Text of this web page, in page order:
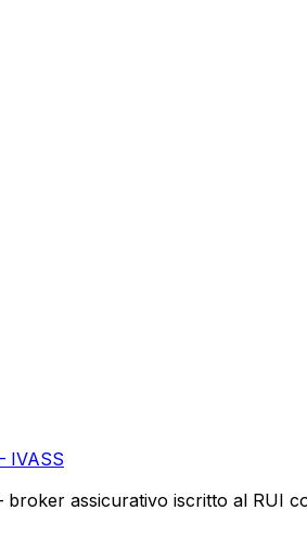
IVASS
assicurativo iscritto al RUI